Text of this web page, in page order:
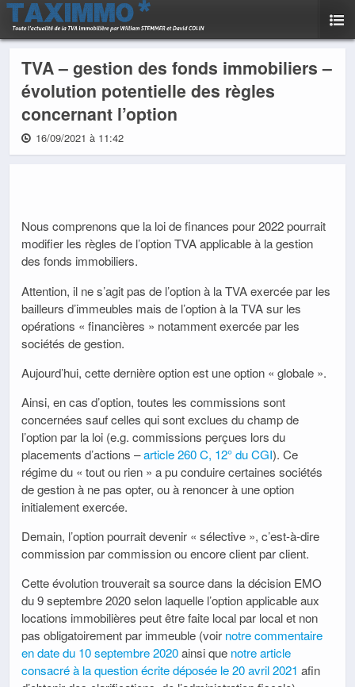
TVA – gestion des fonds immobiliers –
évolution potentielle des règles
concernant l’option
16/09/2021 à 11:42
Nous comprenons que la loi de finances pour 2022 pourrait
modifier les règles de l’option TVA applicable à la gestion
des fonds immobiliers.
Attention, il ne s’agit pas de l’option à la TVA exercée par les
bailleurs d’immeubles mais de l’option à la TVA sur les
opérations « financières » notamment exercée par les
sociétés de gestion.
Aujourd’hui, cette dernière option est une option « globale ».
Ainsi, en cas d’option, toutes les commissions sont
concernées sauf celles qui sont exclues du champ de
l’option par la loi (e.g. commissions perçues lors du
placements d’actions –article 260 C, 12° du CGI). Ce
régime du « tout ou rien » a pu conduire certaines sociétés
de gestion à ne pas opter, ou à renoncer à une option
initialement exercée.
Demain, l’option pourrait devenir « sélective », c’est-à-dire
commission par commission ou encore client par client.
Cette évolution trouverait sa source dans la décision EMO
du 9 septembre 2020 selon laquelle l’option applicable aux
locations immobilières peut être faite local par local et non
pas obligatoirement par immeuble (voir notre commentaire
en date du 10 septembre 2020ainsi que notre article
consacré à la question écrite déposée le 20 avril 2021 afin